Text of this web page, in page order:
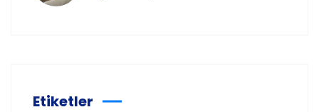
Etiketler